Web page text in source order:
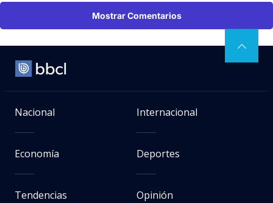
Mostrar Comentarios
Nacional Internacional
Economía Deportes
Tendencias Opinión